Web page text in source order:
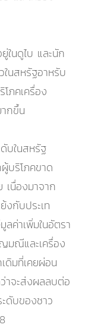
ในดูไบ และนัก
ในสหรัฐอาหรับ
ภคเครื่อง
กขึ้น
บในสหรัฐ
บริโภคขาด
เนื่องมาจาก
งกับประเท
ค่าเพิ่มในอัตรา
มณีและเครื่อง
ดิมที่เคยผ่อน
าจะส่งผลลบต่อ
ดับของชาว